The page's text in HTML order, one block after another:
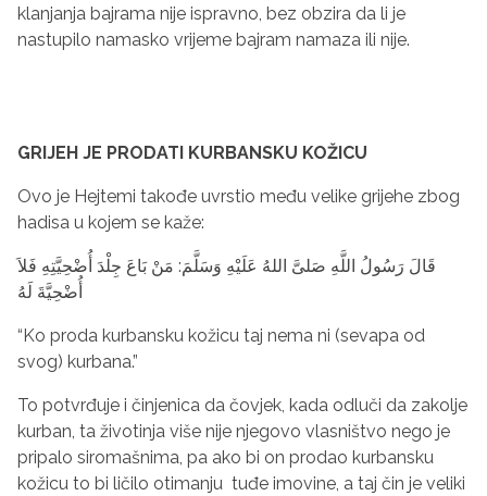
klanjanja bajrama nije ispravno, bez obzira da li je
nastupilo namasko vrijeme bajram namaza ili nije.
GRIJEH JE PRODATI KURBANSKU KOŽICU
Ovo je Hejtemi takođe uvrstio među velike grijehe zbog
hadisa u kojem se kaže:
قَالَ رَسُولُ اللَّهِ صَلىَّ اللهُ عَلَيْهِ وَسَلَّمَ: مَنْ بَاعَ جِلْدَ أُضْحِيَّتِهِ فَلاَ
“Ko proda kurbansku kožicu taj nema ni (sevapa od
svog) kurbana.”
To potvrđuje i činjenica da čovjek, kada odluči da zakolje
kurban, ta životinja više nije njegovo vlasništvo nego je
pripalo siromašnima, pa ako bi on prodao kurbansku
kožicu to bi ličilo otimanju tuđe imovine, a taj čin je veliki